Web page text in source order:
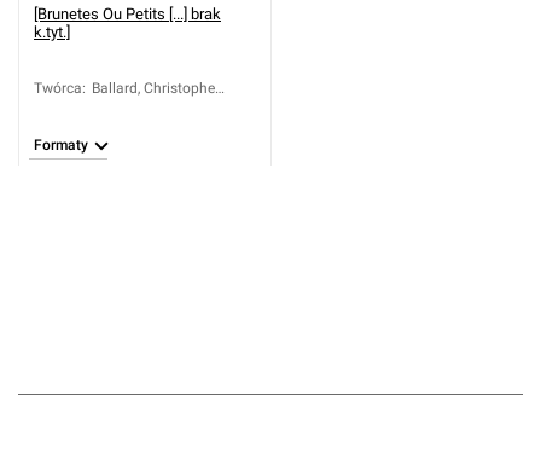
[Brunetes Ou Petits [...] brak
k.tyt.]
Twórca: Ballard, Christophe
Formaty